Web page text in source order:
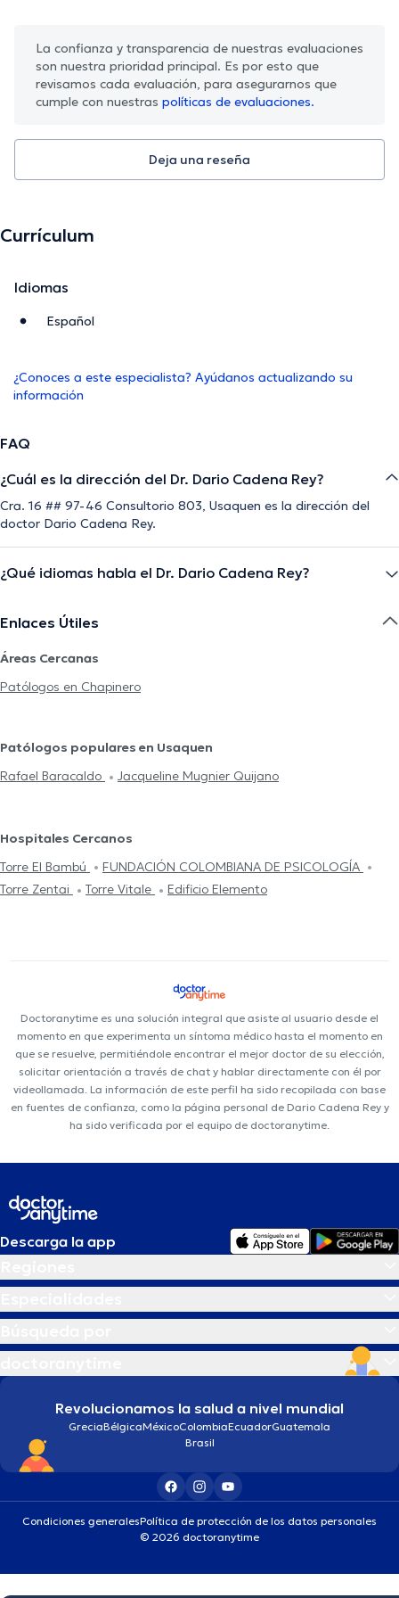
La confianza y transparencia de nuestras evaluaciones
son nuestra prioridad principal. Es por esto que
revisamos cada evaluación, para asegurarnos que
cumple con nuestras políticas de evaluaciones.
Deja una reseña
Currículum
Idiomas
Español
¿Conoces a este especialista? Ayúdanos actualizando su
información
FAQ
¿Cuál es la dirección del Dr. Dario Cadena Rey?
Cra. 16 ## 97-46 Consultorio 803, Usaquen es la dirección del
doctor Dario Cadena Rey.
¿Qué idiomas habla el Dr. Dario Cadena Rey?
Enlaces Útiles
Áreas Cercanas
Patólogos en Chapinero
Patólogos populares en Usaquen
Rafael Baracaldo
Jacqueline Mugnier Quijano
Hospitales Cercanos
Torre El Bambú
FUNDACIÓN COLOMBIANA DE PSICOLOGÍA
Torre Zentai
Torre Vitale Edificio Elemento
Doctoranytime es una solución integral que asiste al usuario desde el
momento en que experimenta un síntoma médico hasta el momento en
que se resuelve, permitiéndole encontrar el mejor doctor de su elección,
solicitar orientación a través de chat y hablar directamente con él por
videollamada. La información de este perfil ha sido recopilada con base
en fuentes de confianza, como la página personal de Dario Cadena Rey y
ha sido verificada por el equipo de doctoranytime.
Descarga la app
Revolucionamos la salud a nivel mundial
GreciaBélgicaMéxicoColombiaEcuadorGuatemala
Brasil
Condiciones generalesPolítica de protección de los datos personales
© 2026 doctoranytime